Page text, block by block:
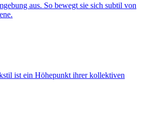
aus. So bewegt sie sich subtil von
ist ein Höhepunkt ihrer kollektiven